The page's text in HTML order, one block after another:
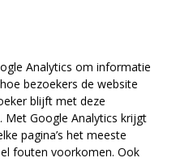
Analytics om informatie
bezoekers de website
blijft met deze
Met Google Analytics krijgt
pagina’s het meeste
fouten voorkomen. Ook